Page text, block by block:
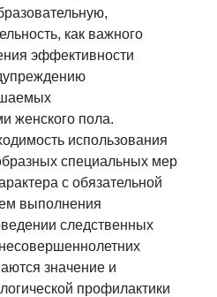
как важного
эффективности
женского пола.
использования
специальных мер
с обязательной
выполнения
следственных
значение и
профилактики